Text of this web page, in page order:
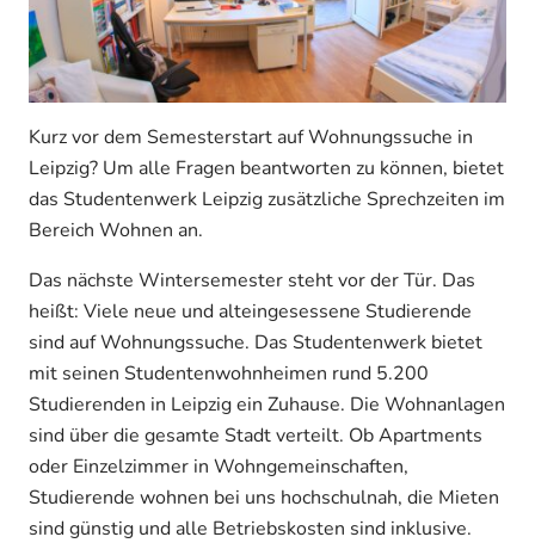
Kurz vor dem Semesterstart auf Wohnungssuche in
Leipzig? Um alle Fragen beantworten zu können, bietet
das Studentenwerk Leipzig zusätzliche Sprechzeiten im
Bereich Wohnen an.
Das nächste Wintersemester steht vor der Tür. Das
heißt: Viele neue und alteingesessene Studierende
sind auf Wohnungssuche. Das Studentenwerk bietet
mit seinen Studentenwohnheimen rund 5.200
Studierenden in Leipzig ein Zuhause. Die Wohnanlagen
sind über die gesamte Stadt verteilt. Ob Apartments
oder Einzelzimmer in Wohngemeinschaften,
Studierende wohnen bei uns hochschulnah, die Mieten
sind günstig und alle Betriebskosten sind inklusive.